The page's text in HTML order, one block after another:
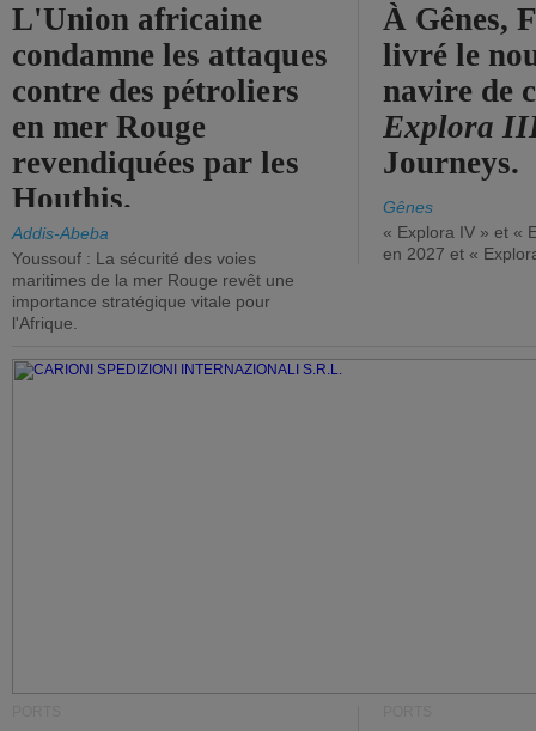
L'Union africaine
condamne les attaques
contre des pétroliers
en mer Rouge
revendiquées par les
Houthis.
Addis-Abeba
Youssouf : La sécurité des voies
maritimes de la mer Rouge revêt une
importance stratégique vitale pour
l'Afrique.
À Gênes,
livré le
navire de
Explora
Journeys.
Gênes
« Explora IV » et «
en 2027 et «